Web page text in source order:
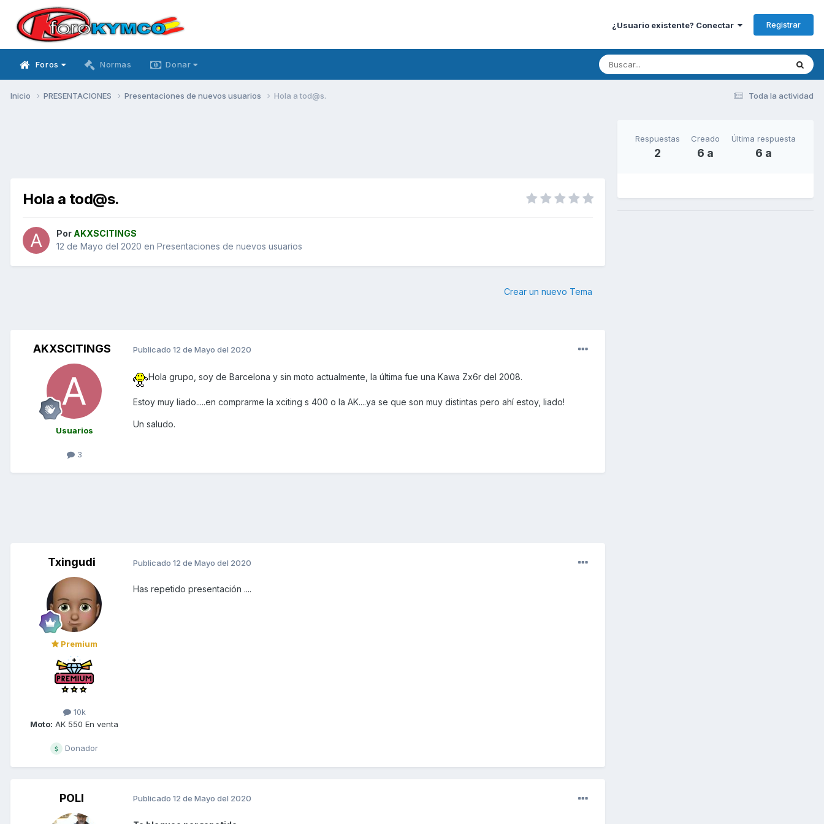
¿Usuario existente? Conectar Registrar
Foros Normas Donar
Toda la actividad
Inicio PRESENTACIONES Presentaciones de nuevos usuarios Hola a tod@s.
Hola a tod@s.
Por AKXSCITINGS
12 de Mayo del 2020 en Presentaciones de nuevos usuarios
Crear un nuevo Tema
AKXSCITINGS
Usuarios
3
Publicado 12 de Mayo del 2020
Hola grupo, soy de Barcelona y sin moto actualmente, la última fue una Kawa Zx6r del 2008.
Estoy muy liado.....en comprarme la xciting s 400 o la AK....ya se que son muy distintas pero ahí estoy, liado!
Un saludo.
Txingudi
Premium
10k
Moto: AK 550 En venta
Donador
Publicado 12 de Mayo del 2020
Has repetido presentación ....
POLI Publicado 12 de Mayo del 2020
Respuestas
2
Creado
6 a
Última respuesta
6 a